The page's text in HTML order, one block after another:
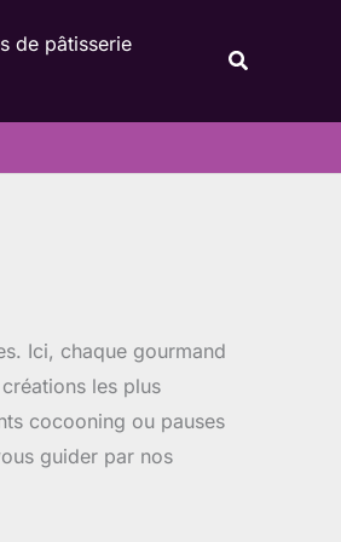
de pâtisserie
Ici, chaque gourmand
les plus
cocooning ou pauses
guider par nos